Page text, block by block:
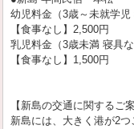
幼児料金（3歳～未就学児
【食事なし】2,500円
乳児料金（3歳未満 寝具な
【食事なし】1,500円
【新島の交通に関するご案
新島には、大きく港が2